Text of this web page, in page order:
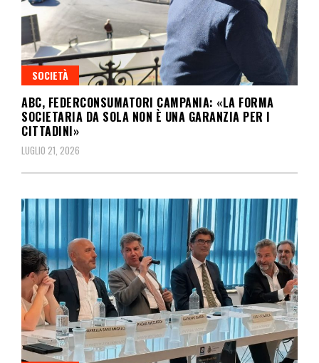
SOCIETÀ
ABC, FEDERCONSUMATORI CAMPANIA: «LA FORMA
SOCIETARIA DA SOLA NON È UNA GARANZIA PER I
CITTADINI»
LUGLIO 21, 2026